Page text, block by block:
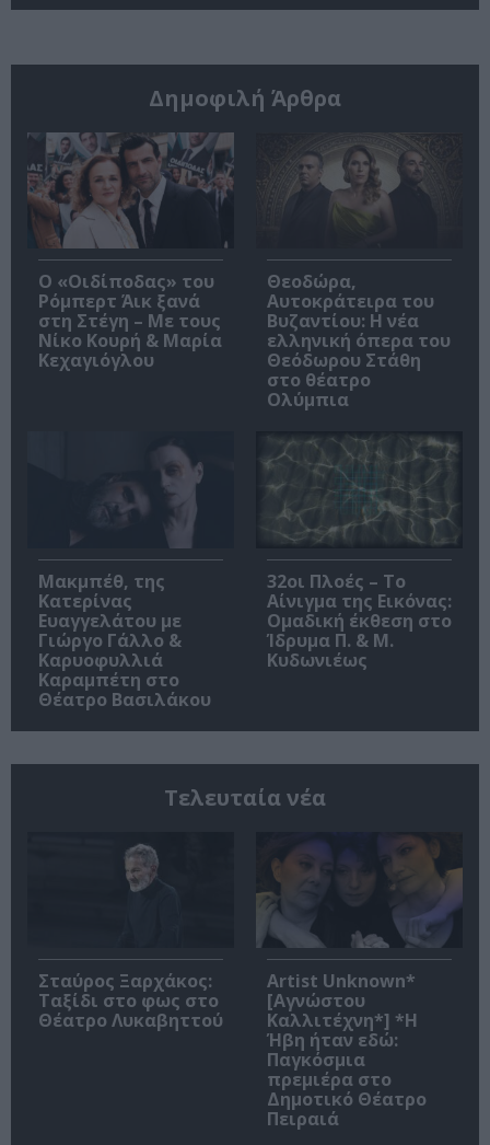
Δημοφιλή Άρθρα
O «Οιδίποδας» του
Ρόμπερτ Άικ ξανά
στη Στέγη – Με τους
Νίκο Κουρή & Μαρία
Κεχαγιόγλου
Θεοδώρα,
Αυτοκράτειρα του
Βυζαντίου: Η νέα
ελληνική όπερα του
Θεόδωρου Στάθη
στο θέατρο
Ολύμπια
Μακμπέθ, της
Κατερίνας
Ευαγγελάτου με
Γιώργο Γάλλο &
Καρυοφυλλιά
Καραμπέτη στο
Θέατρο Βασιλάκου
32οι Πλοές – Το
Αίνιγμα της Εικόνας:
Ομαδική έκθεση στο
Ίδρυμα Π. & Μ.
Κυδωνιέως
Τελευταία νέα
Σταύρος Ξαρχάκος:
Ταξίδι στο φως στο
Θέατρο Λυκαβηττού
Artist Unknown*
[Αγνώστου
Καλλιτέχνη*] *Η
Ήβη ήταν εδώ:
Παγκόσμια
πρεμιέρα στο
Δημοτικό Θέατρο
Πειραιά